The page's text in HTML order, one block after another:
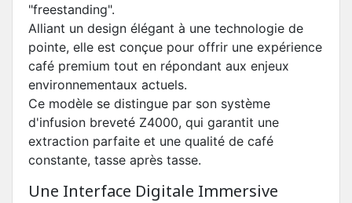
"freestanding".
Alliant un design élégant à une technologie de
pointe, elle est conçue pour offrir une expérience
café premium tout en répondant aux enjeux
environnementaux actuels.
Ce modèle se distingue par son système
d'infusion breveté Z4000, qui garantit une
extraction parfaite et une qualité de café
constante, tasse après tasse.
Une Interface Digitale Immersive